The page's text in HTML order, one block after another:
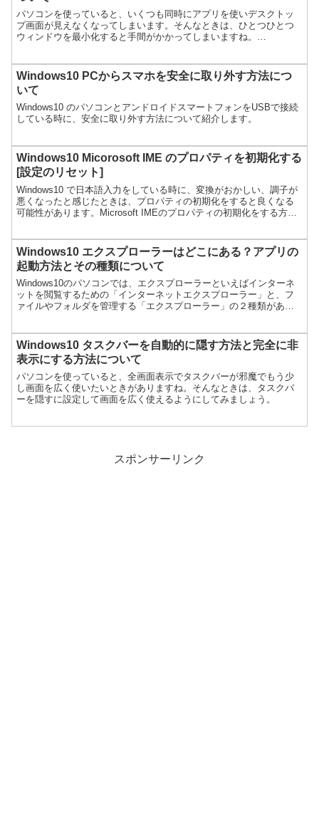
パソコンを使っていると、いくつも同時にアプリを使いデスクトッ
プ画面が見えなくなってしまいます。そんなときは、ひとつひとつ
ウィンドウを最小化すると手間がかかってしまいますね。
Windows10 PCからスマホを安全に取り外す方法につ
いて
Windows10 のパソコンとアンドロイドスマートフォンをUSBで接続
している時に、安全に取り外す方法について紹介します。
Windows10 Micorosoft IME のプロパティを初期化する
[設定のリセット]
Windows10 で日本語入力をしている時に、変換がおかしい、調子が
悪くなったと感じたときは、プロパティの初期化をすると良くなる
可能性があります。Microsoft IMEのプロパティの初期化をする方法
Windows10 エクスプローラーはどこにある？アプリの
起動方法とその種類について
Windows10のパソコンでは、エクスプローラーといえばインターネ
ットを閲覧するための「インターネットエクスプローラー」と、フ
ァイルやフォルダを管理する「エクスプローラー」の２種類があり
Windows10 タスクバーを自動的に隠す方法と完全に非
表示にする方法について
パソコンを使っていると、全画面表示でタスクバーが邪魔でもう少
し画面を広く使いたいときがありますね。そんなときは、タスクバ
ーを隠すに設定して画面を広く使えるようにしてみましょう。
スポンサーリンク